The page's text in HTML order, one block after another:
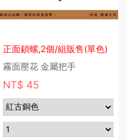
正面鎖螺,2個/組販售(單色)
霧面壓花 金屬把手
NT$ 45